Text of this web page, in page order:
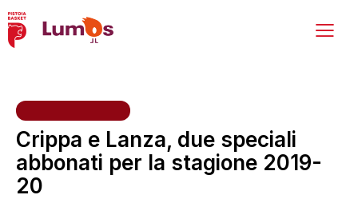
Crippa e Lanza, due speciali
abbonati per la stagione 2019-
20